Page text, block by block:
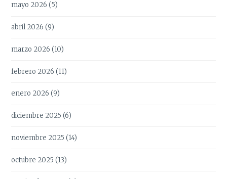
mayo 2026 (5)
abril 2026 (9)
marzo 2026 (10)
febrero 2026 (11)
enero 2026 (9)
diciembre 2025 (6)
noviembre 2025 (14)
octubre 2025 (13)